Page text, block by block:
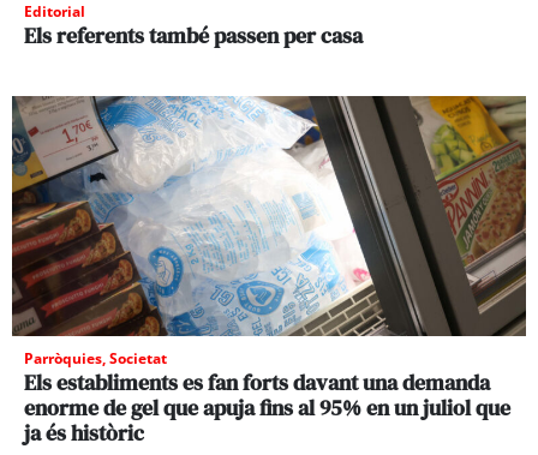
Editorial
Els referents també passen per casa
Parròquies,Societat
Els establiments es fan forts davant una demanda
enorme de gel que apuja fins al 95% en un juliol que
ja és històric